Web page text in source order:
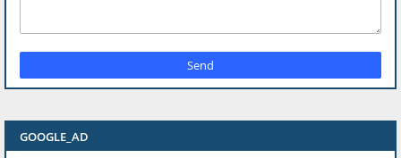
GOOGLE_AD